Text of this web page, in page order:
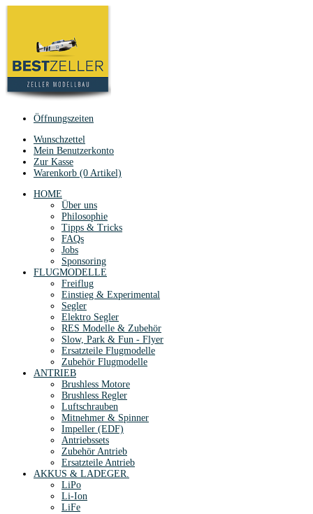
Öffnungszeiten
Wunschzettel
Mein Benutzerkonto
Zur Kasse
Warenkorb (0 Artikel)
HOME
Über uns
Philosophie
Tipps & Tricks
FAQs
Jobs
Sponsoring
FLUGMODELLE
Freiflug
Einstieg & Experimental
Segler
Elektro Segler
RES Modelle & Zubehör
Slow, Park & Fun - Flyer
Ersatzteile Flugmodelle
Zubehör Flugmodelle
ANTRIEB
Brushless Motore
Brushless Regler
Luftschrauben
Mitnehmer & Spinner
Impeller (EDF)
Antriebssets
Zubehör Antrieb
Ersatzteile Antrieb
AKKUS & LADEGER.
LiPo
Li-Ion
LiFe